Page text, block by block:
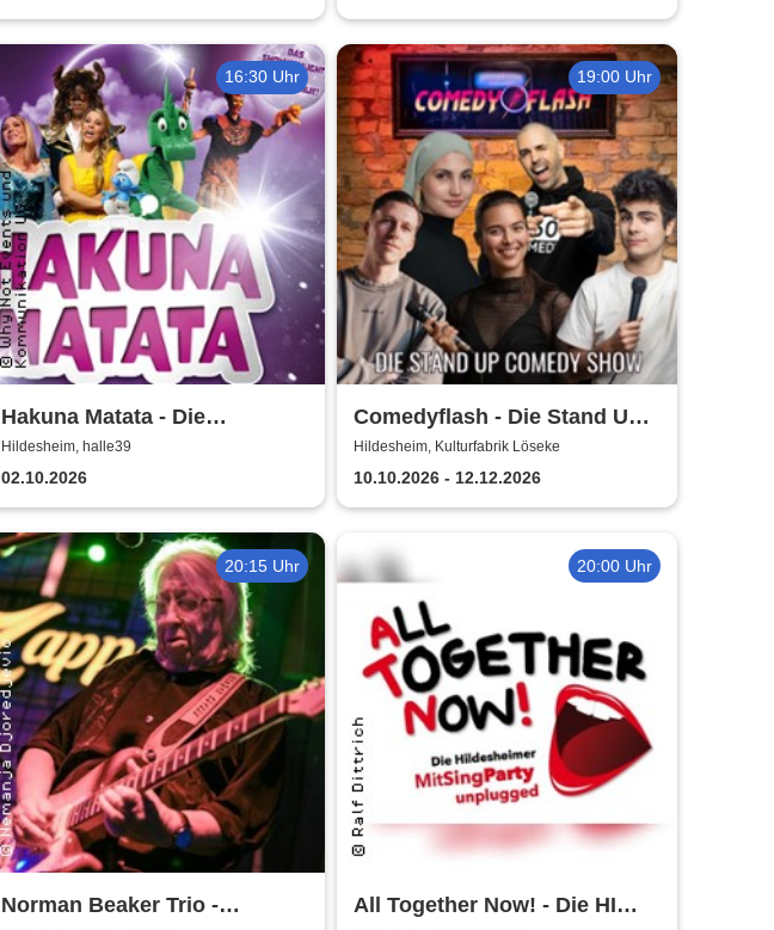
16:30 Uhr
Hakuna Matata - Die
einzigartige große
Kindermusical-Gala
Hildesheim, halle39
02.10.2026
19:00 Uhr
Comedyflash - Die Stand Up
Comedy Show in Hildesheim
Hildesheim, Kulturfabrik Löseke
10.10.2026 - 12.12.2026
20:15 Uhr
Norman Beaker Trio -
20:00 Uhr
All Together Now! - Die HI